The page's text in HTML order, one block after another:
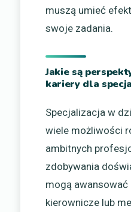
muszą umieć
swoje zadania.
Jakie są
kariery dla
Specjalizacja w
wiele możliwości
ambitnych
zdobywania
mogą awansować
kierownicze lub